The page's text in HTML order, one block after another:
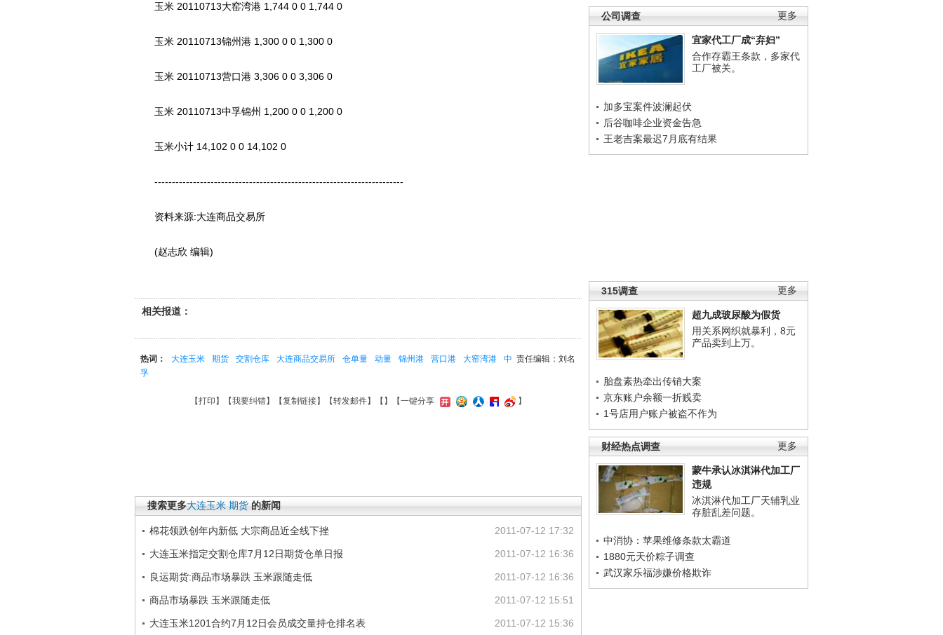
更多
公司调查
宜家代工厂成“弃妇”
合作存霸王条款，多家代
工厂被关。
加多宝案件波澜起伏
后谷咖啡企业资金告急
王老吉案最迟7月底有结果
更多
315调查
超九成玻尿酸为假货
用关系网织就暴利，8元
产品卖到上万。
胎盘素热牵出传销大案
京东账户余额一折贱卖
1号店用户账户被盗不作为
更多
财经热点调查
蒙牛承认冰淇淋代加工厂
违规
冰淇淋代加工厂天辅乳业
存脏乱差问题。
中消协：苹果维修条款太霸道
1880元天价粽子调查
武汉家乐福涉嫌价格欺诈
玉米 20110713大窑湾港 1,744 0 0 1,744 0
玉米 20110713锦州港 1,300 0 0 1,300 0
玉米 20110713营口港 3,306 0 0 3,306 0
玉米 20110713中孚锦州 1,200 0 0 1,200 0
玉米小计 14,102 0 0 14,102 0
-----------------------------------------------------------------------
资料来源:大连商品交易所
(赵志欣 编辑)
相关报道：
责任编辑：刘名
热词： 大连玉米 期货 交割仓库 大连商品交易所 仓单量 动量 锦州港 营口港 大窑湾港
中
孚
【打印 】【我要纠错】【复制链接】【转发邮件】【 】 【一键分享 】
搜索更多大连玉米 期货 的新闻
2011-07-12 17:32
棉花领跌创年内新低 大宗商品近全线下挫
2011-07-12 16:36
大连玉米指定交割仓库7月12日期货仓单日报
2011-07-12 16:36
良运期货:商品市场暴跌 玉米跟随走低
2011-07-12 15:51
商品市场暴跌 玉米跟随走低
2011-07-12 15:36
大连玉米1201合约7月12日会员成交量持仓排名表